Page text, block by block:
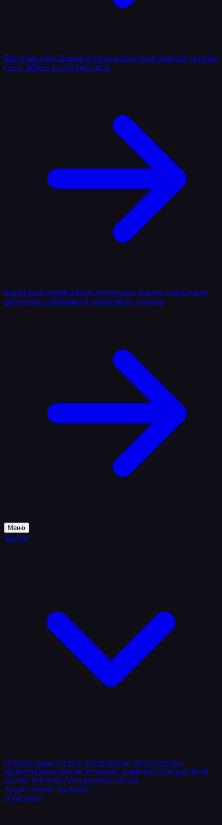
Выгодная цена Уценка Остатки и выгодные позиции, которые
стоит забрать по хорошей цене.
Фирменная линейка Мерч Фирменные товары и брендовые
аксессуары, собранные в одном месте. Одежда
Меню
Услуги
Открыть раздел Услуги Тонирование авто Установка
архитектурных пленок Установка защитной антигравийной
пленки Установка интерьерной пленки
Акции Оплата Доставка
О магазине